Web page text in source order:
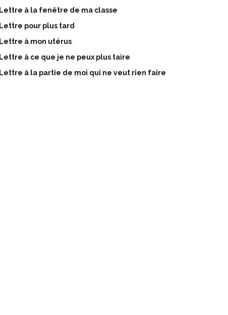
Lettre à la fenêtre de ma classe
Lettre pour plus tard
Lettre à mon utérus
Lettre à ce que je ne peux plus taire
Lettre à la partie de moi qui ne veut rien faire